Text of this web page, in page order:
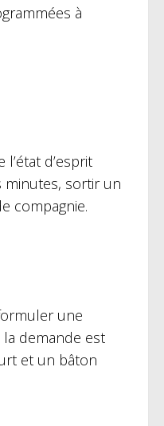
à
d’esprit
minutes, sortir un
compagnie.
une
demande est
et un bâton